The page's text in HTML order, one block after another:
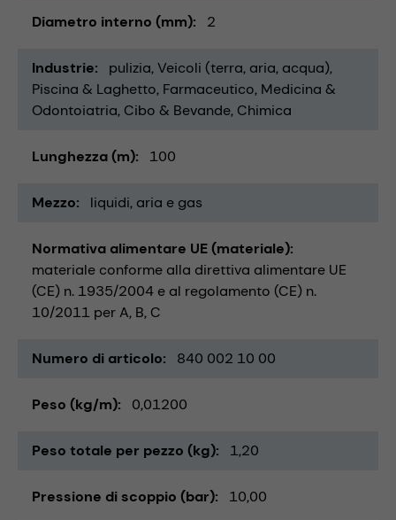
Diametro interno (mm) 2
Industrie pulizia Veicoli (terra, aria, acqua)
Piscina & Laghetto Farmaceutico Medicina &
Odontoiatria Cibo & Bevande Chimica
Lunghezza (m) 100
Mezzo liquidi aria e gas
Normativa alimentare UE (materiale)
materiale conforme alla direttiva alimentare UE
(CE) n. 1935/2004 e al regolamento (CE) n.
10/2011 per A, B, C
Numero di articolo 840 002 10 00
Peso (kg/m) 0,01200
Peso totale per pezzo (kg) 1,20
Pressione di scoppio (bar) 10,00